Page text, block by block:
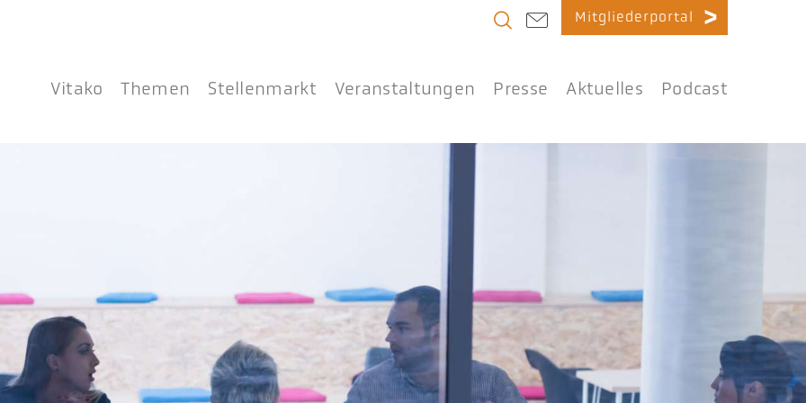
Mitgliederportal
Vitako Themen Stellenmarkt Veranstaltungen Presse Aktuelles Podcast